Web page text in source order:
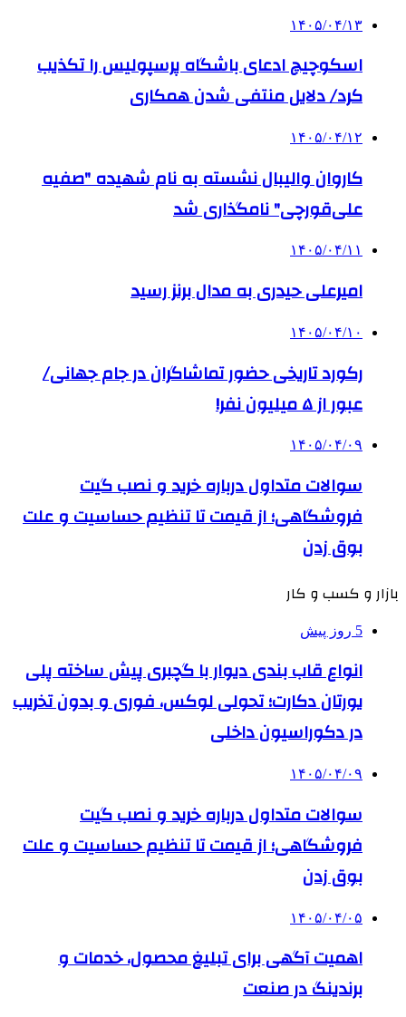
۱۴۰۵/۰۴/۱۳
اسکوچیچ ادعای باشگاه پرسپولیس را تکذیب
کرد/ دلایل منتفی شدن همکاری
۱۴۰۵/۰۴/۱۲
کاروان والیبال نشسته به نام شهیده "صفیه
علی‌قورچی" نامگذاری شد
۱۴۰۵/۰۴/۱۱
امیرعلی حیدری به مدال برنز رسید
۱۴۰۵/۰۴/۱۰
رکورد تاریخی حضور تماشاگران در جام جهانی/
عبور از ۵ میلیون نفر!
۱۴۰۵/۰۴/۰۹
سوالات متداول درباره خرید و نصب گیت
فروشگاهی؛ از قیمت تا تنظیم حساسیت و علت
بوق زدن
بازار و کسب و کار
5 روز پیش
انواع قاب بندی دیوار با گچبری پیش ساخته پلی
یورتان دکارت؛ تحولی لوکس، فوری و بدون تخریب
در دکوراسیون داخلی
۱۴۰۵/۰۴/۰۹
سوالات متداول درباره خرید و نصب گیت
فروشگاهی؛ از قیمت تا تنظیم حساسیت و علت
بوق زدن
۱۴۰۵/۰۴/۰۵
اهمیت آگهی برای تبلیغ محصول، خدمات و
برندینگ در صنعت